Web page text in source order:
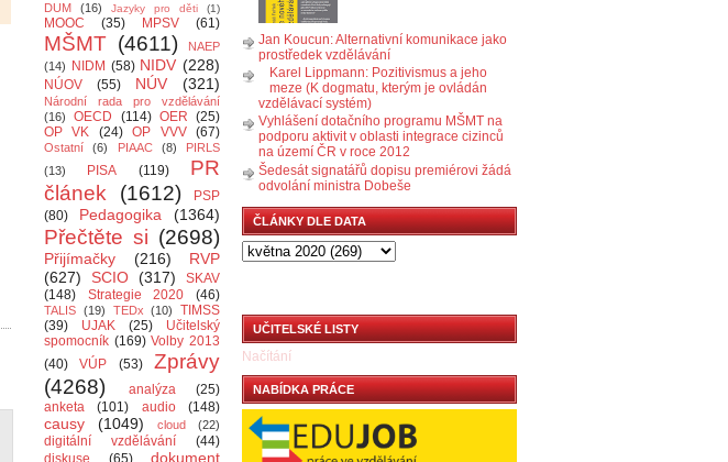
DUM
(16) Jazyky pro děti (1)
MOOC (35) MPSV (61)
MŠMT (4611)
NAEP
(14)
NIDM (58) NIDV (228)
NÚOV (55) NÚV (321)
Národní rada pro vzdělávání
(16)
OECD (114) OER (25)
OP VK
(24) OP VVV (67)
Ostatní (6) PIAAC (8)
PIRLS
(13)
PISA (119)
PR
článek
(1612)
PSP
(80)
Pedagogika (1364)
Přečtěte si (2698)
Přijímačky (216)
RVP
(627)
SCIO (317)
SKAV
(148)
Strategie 2020 (46)
TALIS (19) TEDx (10)
TIMSS
(39)
UJAK (25)
Učitelský
spomocník (169) Volby 2013
(40)
VÚP (53)
Zprávy
(4268)
analýza
(25)
anketa
(101) audio (148)
causy (1049) cloud (22)
digitální vzdělávání
(44)
diskuse
(65)
dokument
Jan Koucun: Alternativní komunikace jako
prostředek vzdělávání
Karel Lippmann: Pozitivismus a jeho
meze (K dogmatu, kterým je ovládán
vzdělávací systém)
Vyhlášení dotačního programu MŠMT na
podporu aktivit v oblasti integrace cizinců
na území ČR v roce 2012
Šedesát signatářů dopisu premiérovi žádá
odvolání ministra Dobeše
ČLÁNKY DLE DATA
UČITELSKÉ LISTY
Načítání
NABÍDKA PRÁCE